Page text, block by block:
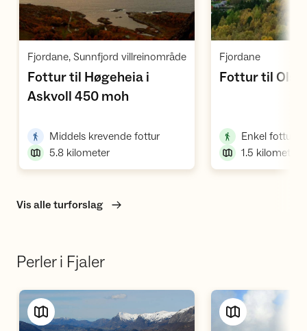
Vis turforslag
Fjordane, Sunnfjord villreinområde,
Fottur til Høgeheia i
Askvoll 450 moh,
Middels krevende fottur,
5.8 kilometer
Fjordane,
Fottur til
Enkel fottur
1.5 kilometer
Vis alle turforslag
Perler i Fjaler